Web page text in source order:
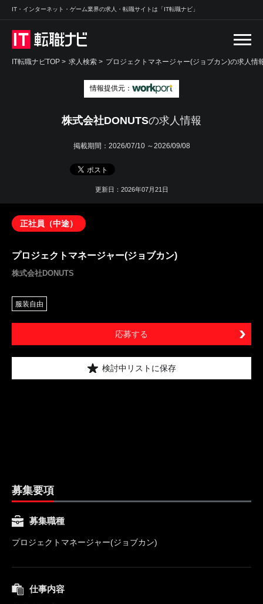
IT・インターネット・ゲーム業界の求人・転職サイトは「IT転職ナビ」
IT転職ナビTOP > 求人検索 > プロジェクトマネージャー(ジョブカン)の求人情
情報提供元：
株式会社DONUTSの求人情報
掲載期間： 2026/07/10 ～2026/09/08
更新日：2026年07月21日
正社員（中途）
プロジェクトマネージャー(ジョブカン)
株式会社DONUTS
服装自由
応募する
検討中リストに保存
募集要項
募集職種
プロジェクトマネージャー(ジョブカン)
仕事内容